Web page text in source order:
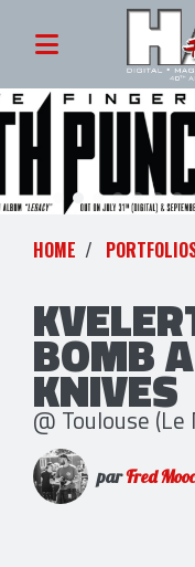
HOME
BOMB
KNIVES
@ Toulouse
parFred